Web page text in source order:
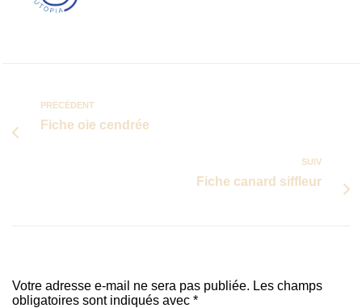
PRÉCÉDENT
Fiche oie cendrée
SUIV
Fiche canard siffleur
Votre adresse e-mail ne sera pas publiée. Les champs
obligatoires sont indiqués avec *